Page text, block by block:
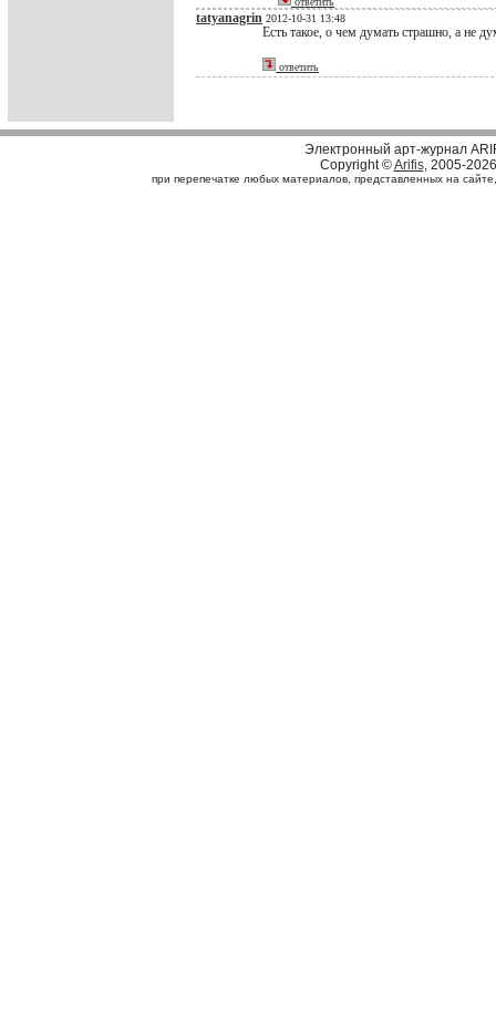
tatyanagrin 2012-10-31 13:48
Есть такое, о чем думать страшно, а не
ответить
Электронный арт-журнал
Copyright ©Arifis, 2005-2026
при перепечатке любых материалов, представленных на